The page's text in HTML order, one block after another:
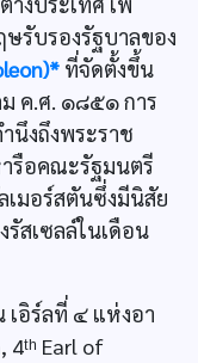
รับรองรัฐบาลของ
ที่จัดตั้งขึ้น
ค.ศ. ๑๘๕๑ การ
นึงถึงพระราช
รือคณะรัฐมนตรี
มอร์สตันซึ่งมีนิสัย
สเซลล์ในเดือน
อิร์ลที่ ๔ แห่งอา
Earl of